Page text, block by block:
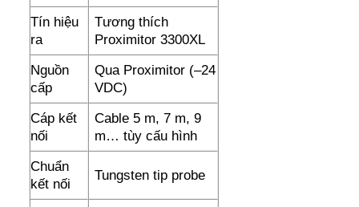
Tín hiệu
ra
Tương thích
Proximitor 3300XL
Nguồn
cấp
Qua Proximitor (–24
VDC)
Cáp kết
nối
Cable 5 m, 7 m, 9
m… tùy cấu hình
Chuẩn
kết nối
Tungsten tip probe